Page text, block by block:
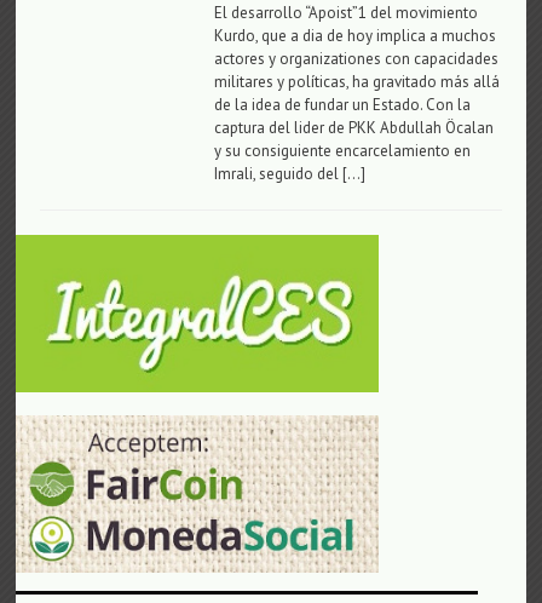
El desarrollo “Apoist”1 del movimiento
Kurdo, que a dia de hoy implica a muchos
actores y organizationes con capacidades
militares y políticas, ha gravitado más allá
de la idea de fundar un Estado. Con la
captura del lider de PKK Abdullah Öcalan
y su consiguiente encarcelamiento en
Imrali, seguido del […]